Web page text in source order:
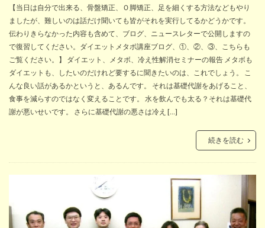
【当日は自分で出来る、骨盤矯正、Ｏ脚矯正、足を細くする方法などもやり
ましたが、難しいのは話だけ聞いても皆がそれを実行してるかどうかです。
伝わりきらなかった内容も含めて、ブログ、ニュースレターで公開しますの
で復習してください。ダイエットメタボ講座ブログ、①、②、③、こちらも
ご覧ください。】 ダイエット、メタボ、冷え性解消セミナーの報告 メタボも
ダイエットも、したいのだけれど要するに聞きたいのは、これでしょう。 こ
んな良い話があるかというと、あるんです。 それは基礎代謝をあげること、
食事を減らすのではなく変えることです。 水を飲んでも太る？それは基礎代
謝が悪いせいです。 さらに基礎代謝の悪さは冷え […]
続きを読む